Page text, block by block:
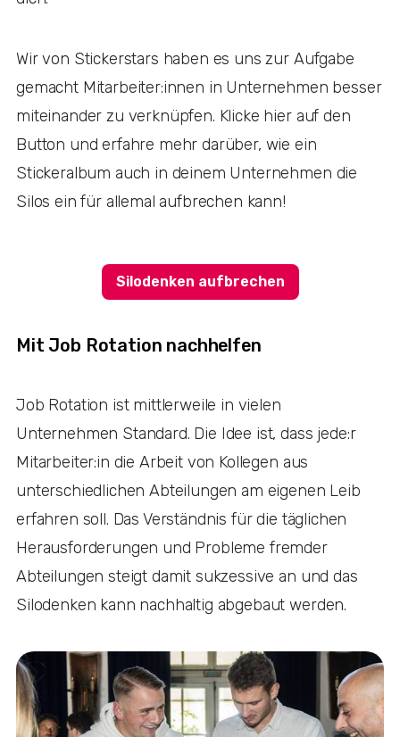
Wir von Stickerstars haben es uns zur Aufgabe
gemacht Mitarbeiter:innen in Unternehmen besser
miteinander zu verknüpfen. Klicke hier auf den
Button und erfahre mehr darüber, wie ein
Stickeralbum auch in deinem Unternehmen die
Silos ein für allemal aufbrechen kann!
Silodenken aufbrechen
Mit Job Rotation nachhelfen
Job Rotation ist mittlerweile in vielen
Unternehmen Standard. Die Idee ist, dass jede:r
Mitarbeiter:in die Arbeit von Kollegen aus
unterschiedlichen Abteilungen am eigenen Leib
erfahren soll. Das Verständnis für die täglichen
Herausforderungen und Probleme fremder
Abteilungen steigt damit sukzessive an und das
Silodenken kann nachhaltig abgebaut werden.